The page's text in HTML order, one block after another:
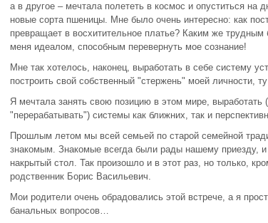
а в другое – мечтала полететь в космос и опуститься на
новые сорта пшеницы. Мне было очень интересно: как
превращает в восхитительное платье? Каким же
меня идеалом, способным перевернуть мое сознание!
Мне так хотелось, наконец, выработать в себе систему
построить свой собственный "стержень" моей личности,
Я мечтала занять свою позицию в этом мире, выработать
"перерабатывать") системы как ближних, так и
Прошлым летом мы всей семьей по старой семейной
знакомым. Знакомые всегда были рады нашему приезду,
накрытый стол. Так произошло и в этот раз, но только,
родственник Борис Васильевич.
Мои родители очень обрадовались этой встрече, а я
банальных вопросов…